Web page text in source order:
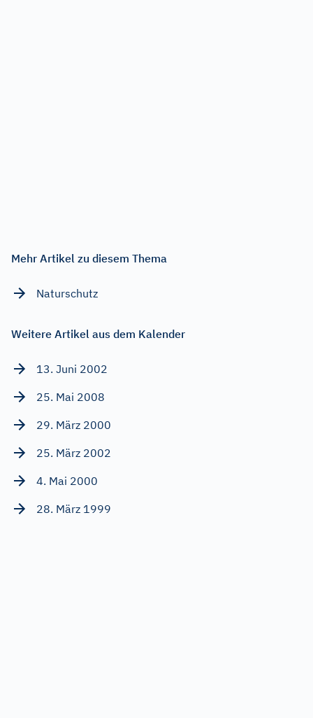
Mehr Artikel zu diesem Thema
Naturschutz
Weitere Artikel aus dem Kalender
13. Juni 2002
25. Mai 2008
29. März 2000
25. März 2002
4. Mai 2000
28. März 1999